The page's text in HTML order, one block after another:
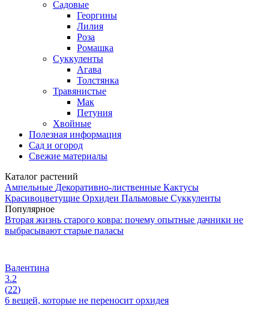
Садовые
Георгины
Лилия
Роза
Ромашка
Суккуленты
Агава
Толстянка
Травянистые
Мак
Петуния
Хвойные
Полезная информация
Сад и огород
Свежие материалы
Каталог растений
Ампельные Декоративно-лиственные Кактусы
Красивоцветущие Орхидеи Пальмовые Суккуленты
Популярное
Вторая жизнь старого ковра: почему опытные дачники не
выбрасывают старые паласы
Валентина
3.2
(22)
6 вещей, которые не переносит орхидея